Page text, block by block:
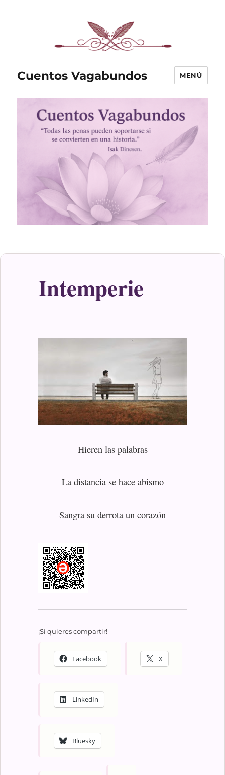
Cuentos Vagabundos MENÚ
Intemperie
Hieren las palabras
La distancia se hace abismo
Sangra su derrota un corazón
¡Si quieres compartir!
Facebook X
LinkedIn
Bluesky